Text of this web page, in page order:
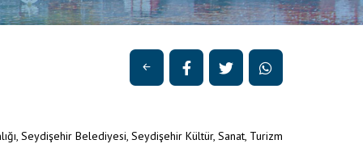
Seydişehir Belediyesi, Seydişehir Kültür, Sanat, Turizm